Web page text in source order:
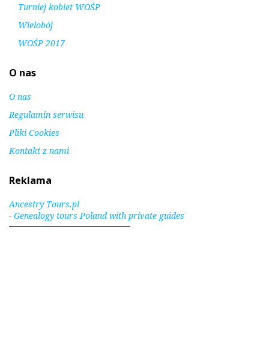
Turniej kobiet WOŚP
Wielobój
WOŚP 2017
O nas
O nas
Regulamin serwisu
Pliki Cookies
Kontakt z nami
Reklama
Ancestry Tours.pl
- Genealogy tours Poland with private guides